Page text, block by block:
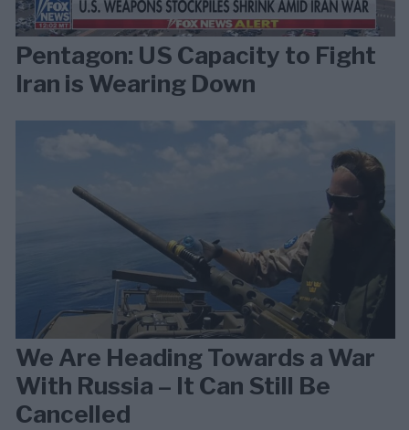
Pentagon: US Capacity to Fight
Iran is Wearing Down
We Are Heading Towards a War
With Russia – It Can Still Be
Cancelled